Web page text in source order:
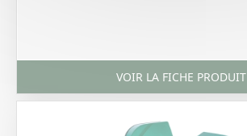
VOIR LA FICHE PRODUIT